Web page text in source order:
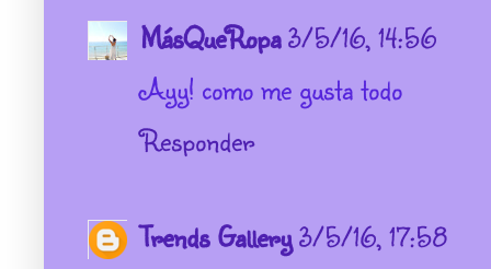
MásQueRopa3/5/16, 14:56
Ayy! como me gusta todo
Responder
Trends Gallery3/5/16, 17:58